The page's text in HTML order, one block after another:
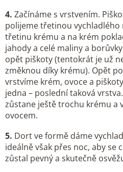
4. Začínáme s vrstvením.
polijeme třetinou
třetinu krému a na krém
jahody a celé maliny a
opět piškoty (tentokrát je už
změknou díky krému). Opět
vrstvíme krém, ovoce a
jedna – poslední taková
zůstane ještě trochu krému a
ovocem.
5. Dort ve formě dáme
ideálně však přes noc, aby
zůstal pevný a skutečně